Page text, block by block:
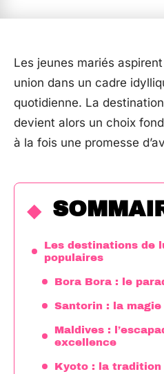
Les jeunes mariés
union dans un cadre
quotidienne. La
devient alors un choix
à la fois une promesse
Les destinations de
populaires
Bora Bora : le
Santorin : la magie
Maldives :
excellence
Kyoto : la tradition